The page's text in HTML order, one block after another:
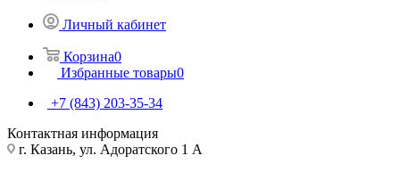
Личный кабинет
Корзина0
Избранные товары0
+7 (843) 203-35-34
Контактная информация
г. Казань, ул. Адоратского 1 А